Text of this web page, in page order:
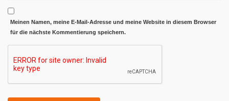
Meinen Namen, meine E-Mail-Adresse und meine Website in diesem Browser
für die nächste Kommentierung speichern.